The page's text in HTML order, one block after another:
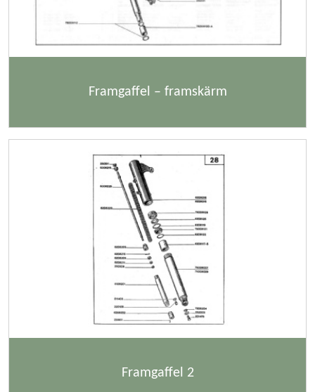
Framgaffel – framskärm
Framgaffel 2